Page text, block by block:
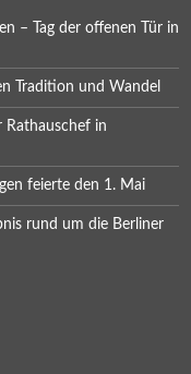
– Tag der offenen Tür in
Tradition und Wandel
Rathauschef in
feierte den 1. Mai
rund um die Berliner